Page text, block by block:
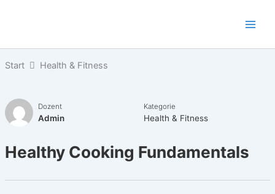
Start Health & Fitness
Dozent
Admin
Kategorie
Health & Fitness
Healthy Cooking Fundamentals